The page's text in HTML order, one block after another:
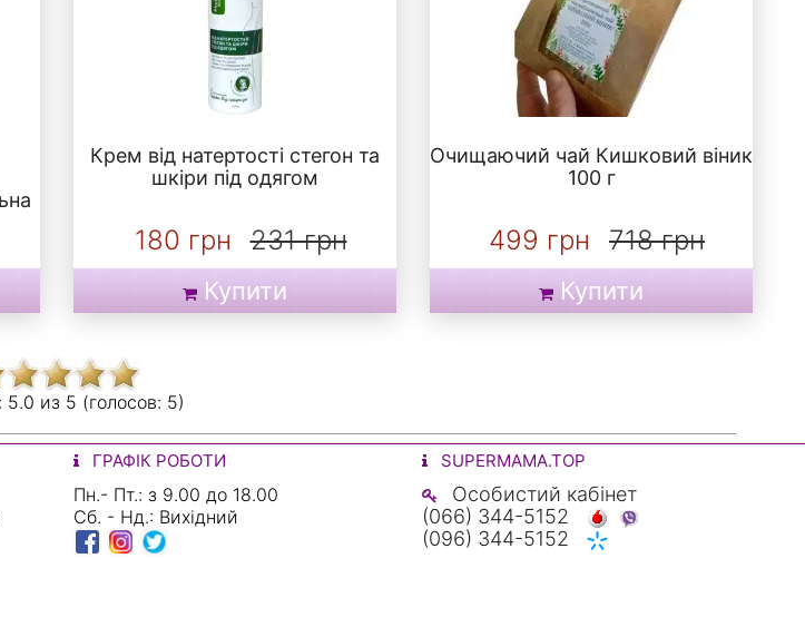
Крем від натертості стегон та
шкіри під одягом
180 грн 231 грн
Купити
Очищаючий чай Кишковий віник
100 г
499 грн 718 грн
Купити
5.0 из 5 (голосов: 5)
ГРАФІК РОБОТИ
Пн.- Пт.: з 9.00 до 18.00
Сб. - Нд.: Вихідний
SUPERMAMA.TOP
Особистий кабінет
(066) 344-5152
(096) 344-5152